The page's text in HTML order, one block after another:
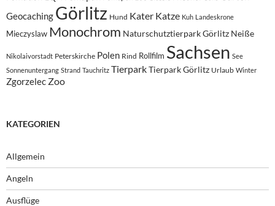
Geocaching Görlitz Hund Kater Katze Kuh Landeskrone
Mieczyslaw Monochrom Naturschutztierpark Görlitz Neiße
Nikolaivorstadt Peterskirche Polen Rind Rollfilm Sachsen See
Sonnenuntergang Strand Tauchritz TierparkTierpark Görlitz Urlaub Winter
Zgorzelec Zoo
KATEGORIEN
Allgemein
Angeln
Ausflüge